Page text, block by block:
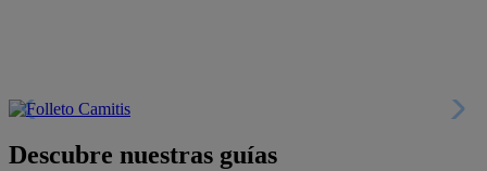
Descubre nuestras guías